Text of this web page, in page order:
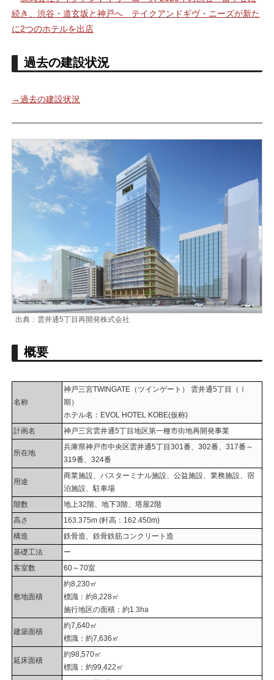
続き、渋谷・道玄坂と神戸へ テイクアンドギヴ・ニーズが新た
に2つのホテルを出店
過去の建設状況
→過去の建設状況
出典：雲井通5丁目再開発株式会社
概要
名称
神戸三宮TWINGATE（ツインゲート） 雲井通5丁目（Ⅰ
期）
ホテル名：EVOL HOTEL KOBE(仮称)
計画名
神戸三宮雲井通5丁目地区第一種市街地再開発事業
所在地
兵庫県神戸市中央区雲井通5丁目301番、302番、317番～
319番、324番
用途
商業施設、バスターミナル施設、公益施設、業務施設、宿
泊施設、駐車場
階数
地上32階、地下3階、塔屋2階
高さ
163.375m (軒高：162.450m)
構造
鉄骨造、鉄骨鉄筋コンクリート造
基礎工法
ー
客室数
60～70室
敷地面積
約8,230㎡
標識：約8,228㎡
施行地区の面積：約1.3ha
建築面積
約7,640㎡
標識：約7,636㎡
延床面積
約98,570㎡
標識：約99,422㎡